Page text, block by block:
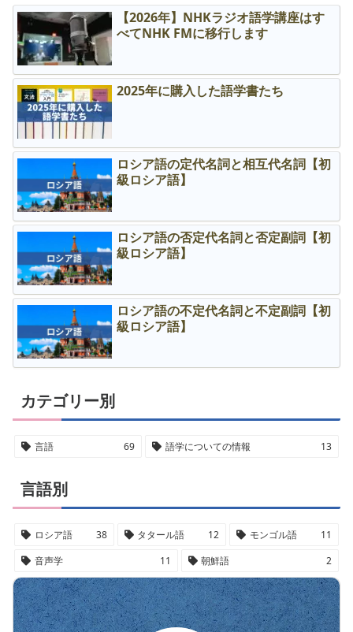
【2026年】NHKラジオ語学講座はす
べてNHK FMに移行します
2025年に購入した語学書たち
ロシア語の定代名詞と相互代名詞【初
級ロシア語】
ロシア語の否定代名詞と否定副詞【初
級ロシア語】
ロシア語の不定代名詞と不定副詞【初
級ロシア語】
カテゴリー別
言語 69 語学についての情報 13
言語別
ロシア語 38 タタール語 12 モンゴル語
11
音声学
11 朝鮮語 2